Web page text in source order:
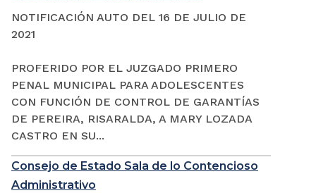
NOTIFICACIÓN AUTO DEL 16 DE JULIO DE
2021
PROFERIDO POR EL JUZGADO PRIMERO
PENAL MUNICIPAL PARA ADOLESCENTES
CON FUNCIÓN DE CONTROL DE GARANTÍAS
DE PEREIRA, RISARALDA, A MARY LOZADA
CASTRO EN SU...
Consejo de Estado Sala de lo Contencioso
Administrativo